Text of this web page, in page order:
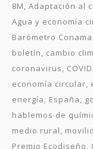
8M Adaptación al
Agua y economía
Barómetro Conama
boletín
cambio
coronavirus
economía circular
energía
España
hablemos de
medio rural
Premio Ecodiseño